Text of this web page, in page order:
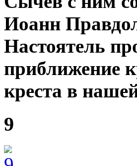
Иоанн
Настоятель
приближение
креста в
9